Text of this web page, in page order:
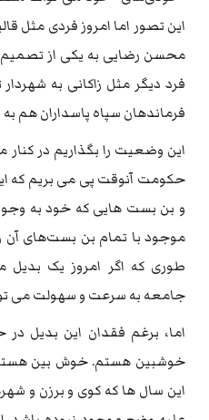
این تصور اما امروز فردی
محسن رضایی به یکی از
فرد دیگر مثل زاکانی به شهردار
فرماندهان سپاه پاسداران هم
این وضعیت را بگذاریم در
حکومت آنوقت پی می بریم که
و بن بست هایی که خود به
موجود با تمام بن بست‌های آن
طوری که اگر امروز یک بدیل
جامعه به سرعت و سهولت می
اما، برغم فقدان این بدیل
خوشبین هستم. خوش بین
این سال ها که کوی و برزن و